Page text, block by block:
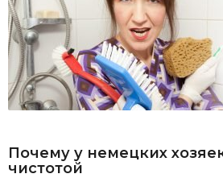
Почему у немецких
чистотой